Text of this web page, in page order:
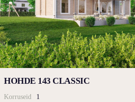
HOHDE 143 CLASSIC
Korruseid
1